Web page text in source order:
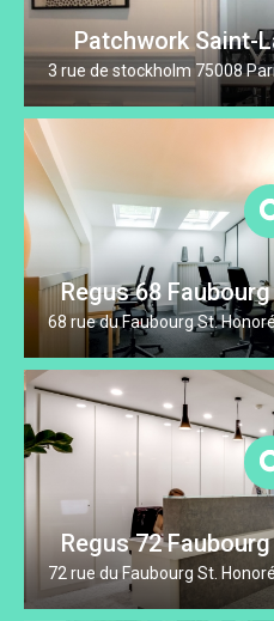
Patchwork Saint-
3 rue de stockholm 75008
Regus 68
68 rue du Faubourg St.
Regus 72
72 rue du Faubourg St.